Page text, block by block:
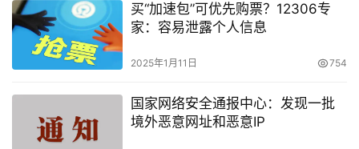
买“加速包”可优先购票？12306专
家：容易泄露个人信息
2025年1月11日 754
国家网络安全通报中心：发现一批
境外恶意网址和恶意IP